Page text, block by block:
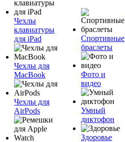
Чехлы
клавиатуры
для iPad
Чехлы для
MacBook
Чехлы для
AirPods
Спортивные
браслеты
Фото и
видео
Умный
диктофон
Здоровье